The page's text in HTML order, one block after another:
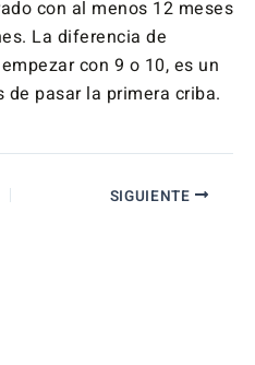
con al menos 12 meses
La diferencia de
con 9 o 10, es un
de pasar la primera criba.
SIGUIENTE